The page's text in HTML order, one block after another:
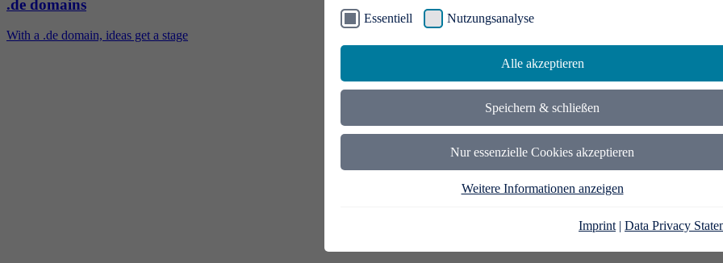
Essentiell Nutzungsanalyse
Alle akzeptieren
Speichern & schließen
Nur essenzielle Cookies akzeptieren
Weitere Informationen anzeigen
Imprint | Data Privacy
.de domains
With a .de domain, ideas get a stage